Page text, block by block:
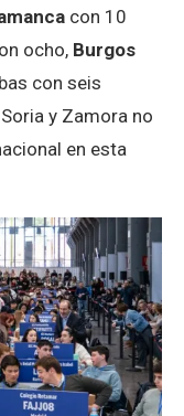
con 10
ocho, Burgos
con seis
y Zamora no
en esta